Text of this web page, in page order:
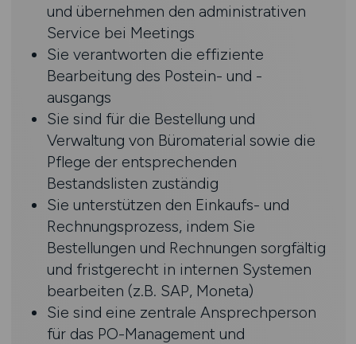
und übernehmen den administrativen
Service bei Meetings
Sie verantworten die effiziente
Bearbeitung des Postein- und -
ausgangs
Sie sind für die Bestellung und
Verwaltung von Büromaterial sowie die
Pflege der entsprechenden
Bestandslisten zuständig
Sie unterstützen den Einkaufs- und
Rechnungsprozess, indem Sie
Bestellungen und Rechnungen sorgfältig
und fristgerecht in internen Systemen
bearbeiten (z.B. SAP, Moneta)
Sie sind eine zentrale Ansprechperson
für das PO-Management und